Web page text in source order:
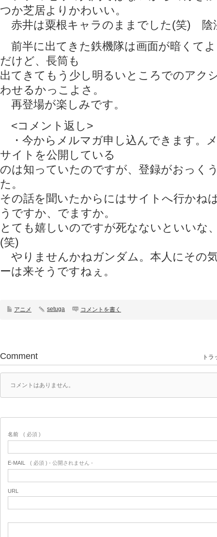
つか芝居よりかわいい。
赤井は粟根キャラのままでした(笑) 陰
前半に出てきた鉄機隊は画面が暗くて
だけど、長筒も
出てきてもう少し明るいところでのアク
わせるかっこよさ。
再登場が楽しみです。
<コメント返し>
・今からメルマガ申し込んできます。
サイトを公開している
のは知っていたのですが、登録がおっく
た。
その話を聞いたからにはサイトへ行かね
うですか、でますか。
とても嬉しいのですが死なないといいな
(笑)
やりませんかねガンダム。本人にその
ーは来そうですねぇ。
アニメ setuga コメントを書く
Comment トラ
コメントはありません。
名前 ( 必須 )
E-MAIL ( 必須 ) - 公開されません -
URL